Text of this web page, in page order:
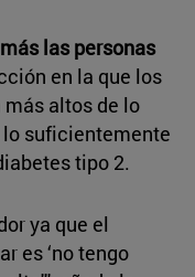
las personas
en la que los
más altos de lo
suficientemente
tipo 2.
ya que el
es ‘no tengo